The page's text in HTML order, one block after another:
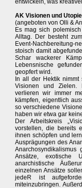
entwickeln, was
AK Visionen und
(angeboten von Olli &
Es mag sich
Alltag. Der besteht
Event-
stoisch damit
Schar wackerer
Lebensnische
geopfert wird.
In all der Hektik
Visionen und Zielen.
verlieren wir immer
kämpfen, eigentlich
so verschiedene
haben wir etwa gar
Der Arbeitskreis
vorstellen, die bereits
ihnen schöpfen und
Ausprägungen des
Ansätze, exotische
anarchistische
einzelnen Ansätze
jedeR ist
miteinzubringen.